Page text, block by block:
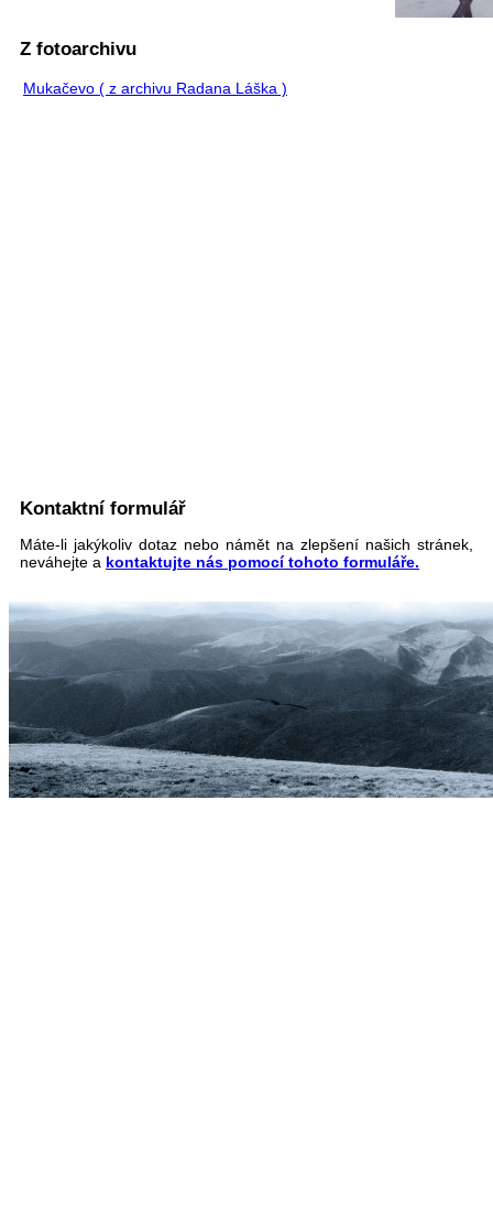
Z fotoarchivu
Mukačevo ( z archivu Radana Láška )
Kontaktní formulář
Máte-li jakýkoliv dotaz nebo námět na zlepšení našich stránek,
neváhejte a kontaktujte nás pomocí tohoto formuláře.